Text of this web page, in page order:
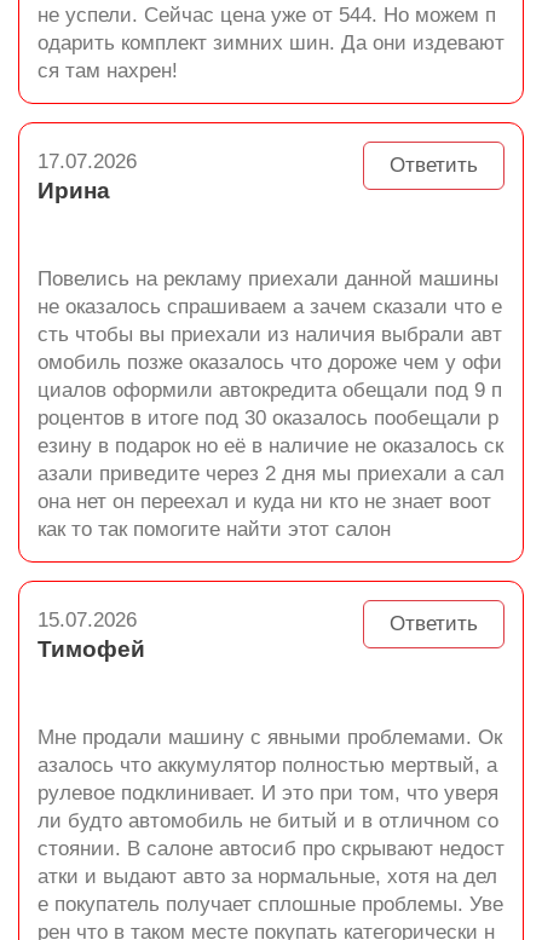
не успели. Сейчас цена уже от 544. Но можем п
одарить комплект зимних шин. Да они издевают
ся там нахрен!
Ответить
17.07.2026
Ирина
Повелись на рекламу приехали данной машины
не оказалось спрашиваем а зачем сказали что е
сть чтобы вы приехали из наличия выбрали авт
омобиль позже оказалось что дороже чем у офи
циалов оформили автокредита обещали под 9 п
роцентов в итоге под 30 оказалось пообещали р
езину в подарок но её в наличие не оказалось ск
азали приведите через 2 дня мы приехали а сал
она нет он переехал и куда ни кто не знает воот
как то так помогите найти этот салон
Ответить
15.07.2026
Тимофей
Мне продали машину с явными проблемами. Ок
азалось что аккумулятор полностью мертвый, а
рулевое подклинивает. И это при том, что уверя
ли будто автомобиль не битый и в отличном со
стоянии. В салоне автосиб про скрывают недост
атки и выдают авто за нормальные, хотя на дел
е покупатель получает сплошные проблемы. Уве
рен что в таком месте покупать категорически н